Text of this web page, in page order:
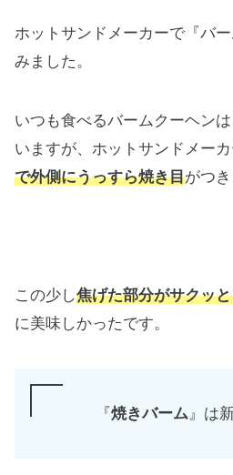
ホットサンドメーカーで『バ
みました。
いつも食べるバームクーヘンは
いますが、ホットサンドメー
で外側にうっすら焼き目がつき
この少し焦げた部分がサクッ
に美味しかったです。
『 焼きバーム』は